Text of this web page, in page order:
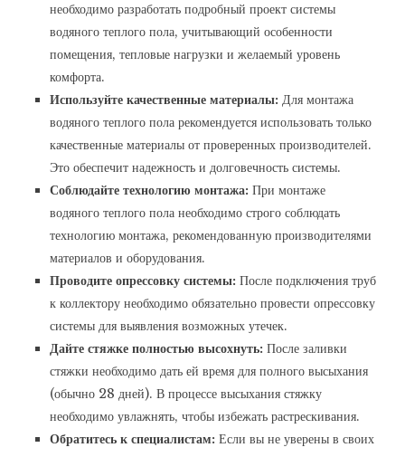
необходимо разработать подробный проект системы
водяного теплого пола, учитывающий особенности
помещения, тепловые нагрузки и желаемый уровень
комфорта.
Используйте качественные материалы: Для монтажа
водяного теплого пола рекомендуется использовать только
качественные материалы от проверенных производителей.
Это обеспечит надежность и долговечность системы.
Соблюдайте технологию монтажа: При монтаже
водяного теплого пола необходимо строго соблюдать
технологию монтажа, рекомендованную производителями
материалов и оборудования.
Проводите опрессовку системы: После подключения труб
к коллектору необходимо обязательно провести опрессовку
системы для выявления возможных утечек.
Дайте стяжке полностью высохнуть: После заливки
стяжки необходимо дать ей время для полного высыхания
(обычно 28 дней). В процессе высыхания стяжку
необходимо увлажнять, чтобы избежать растрескивания.
Обратитесь к специалистам: Если вы не уверены в своих